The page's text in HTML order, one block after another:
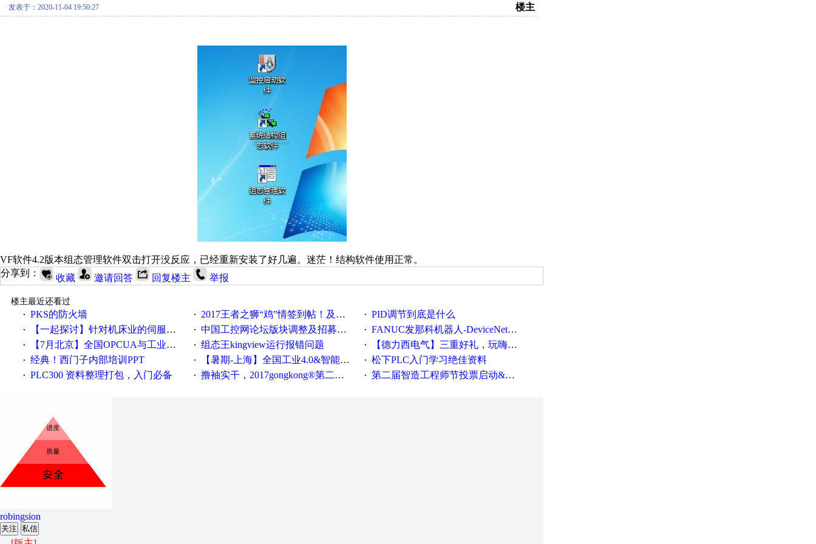
发表于：2020-11-04 19:50:27 楼主
VF软件4.2版本组态管理软件双击打开没反应，已经重新安装了好几遍。迷茫！结构软件使用正常。
分享到：
收藏 邀请回答 回复楼主 举报
楼主最近还看过
· PKS的防火墙 · 2017王者之狮“鸡”情签到帖！及时更新在线研讨会预告 · PID调节到底是什么
· 【一起探讨】针对机床业的伺服系统发展，您的期望是什么？ · 中国工控网论坛版块调整及招募版主公告 · FANUC发那科机器人-DeviceNet通信使用手册(中文)
· 【7月北京】全国OPCUA与工业互联技术培训班通知！ · 组态王kingview运行报错问题 · 【德力西电气】三重好礼，玩嗨夏日！
· 经典！西门子内部培训PPT · 【暑期-上海】全国工业4.0&智能制造高级培训班通知！ · 松下PLC入门学习绝佳资料
· PLC300 资料整理打包，入门必备 · 撸袖实干，2017gongkong®第二届智造工程师节正式起航！ · 第二届智造工程师节投票启动&周周有礼！
robingsion
关注 私信